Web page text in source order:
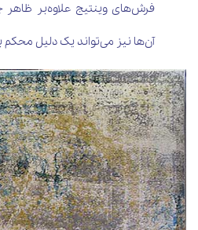
فرش‌های وینتیج علاوه‌بر ظاهر
آن‌ها نیز می‌تواند یک دلیل محکم